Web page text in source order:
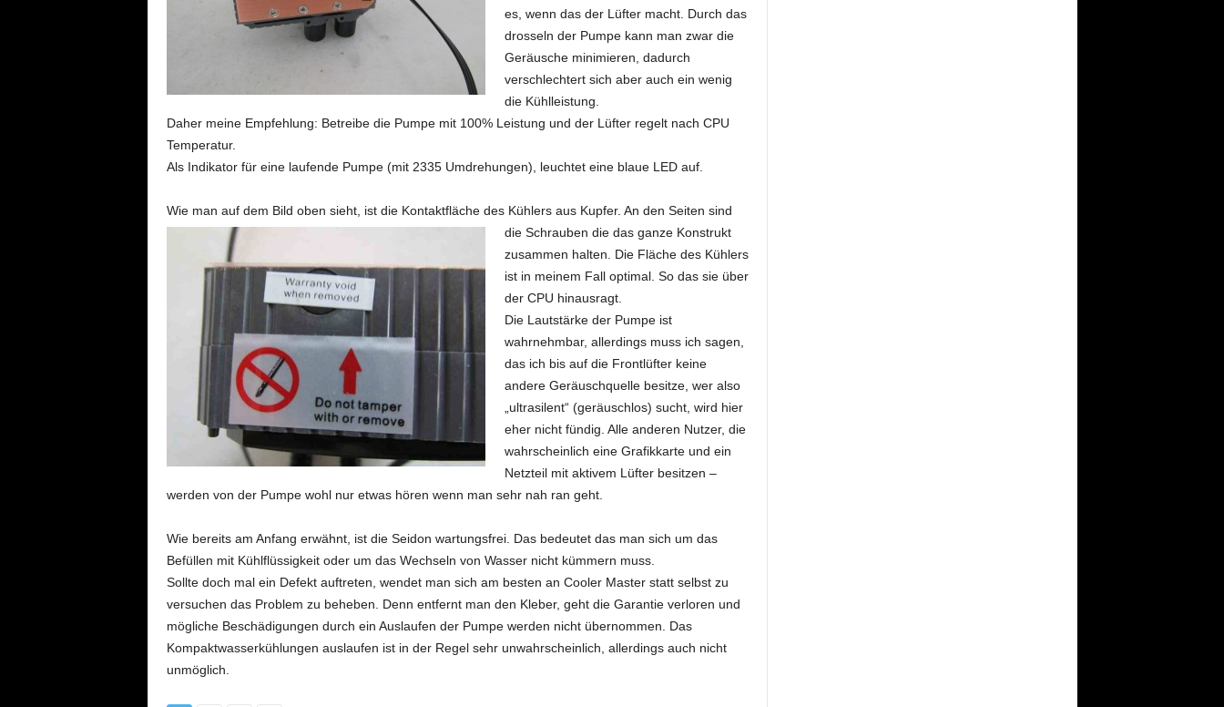
es, wenn das der Lüfter macht. Durch das
drosseln der Pumpe kann man zwar die
Geräusche minimieren, dadurch
verschlechtert sich aber auch ein wenig
die Kühlleistung.
Daher meine Empfehlung: Betreibe die Pumpe mit 100% Leistung und der Lüfter regelt nach CPU
Temperatur.
Als Indikator für eine laufende Pumpe (mit 2335 Umdrehungen), leuchtet eine blaue LED auf.
Wie man auf dem Bild oben sieht, ist die Kontaktfläche des Kühlers aus Kupfer. An den Seiten sind
die Schrauben die das ganze Konstrukt
zusammen halten. Die Fläche des Kühlers
ist in meinem Fall optimal. So das sie über
der CPU hinausragt.
Die Lautstärke der Pumpe ist
wahrnehmbar, allerdings muss ich sagen,
das ich bis auf die Frontlüfter keine
andere Geräuschquelle besitze, wer also
„ultrasilent“ (geräuschlos) sucht, wird hier
eher nicht fündig. Alle anderen Nutzer, die
wahrscheinlich eine Grafikkarte und ein
Netzteil mit aktivem Lüfter besitzen –
werden von der Pumpe wohl nur etwas hören wenn man sehr nah ran geht.
Wie bereits am Anfang erwähnt, ist die Seidon wartungsfrei. Das bedeutet das man sich um das
Befüllen mit Kühlflüssigkeit oder um das Wechseln von Wasser nicht kümmern muss.
Sollte doch mal ein Defekt auftreten, wendet man sich am besten an Cooler Master statt selbst zu
versuchen das Problem zu beheben. Denn entfernt man den Kleber, geht die Garantie verloren und
mögliche Beschädigungen durch ein Auslaufen der Pumpe werden nicht übernommen. Das
Kompaktwasserkühlungen auslaufen ist in der Regel sehr unwahrscheinlich, allerdings auch nicht
unmöglich.